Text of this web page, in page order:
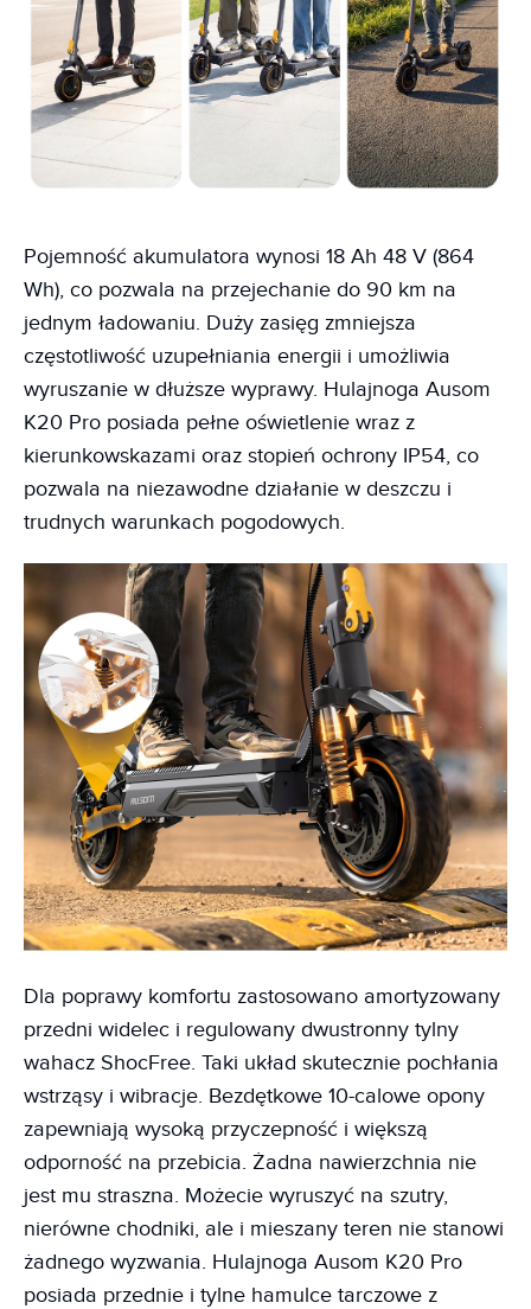
Pojemność akumulatora wynosi 18 Ah 48 V (864
Wh), co pozwala na przejechanie do 90 km na
jednym ładowaniu. Duży zasięg zmniejsza
częstotliwość uzupełniania energii i umożliwia
wyruszanie w dłuższe wyprawy. Hulajnoga Ausom
K20 Pro posiada pełne oświetlenie wraz z
kierunkowskazami oraz stopień ochrony IP54, co
pozwala na niezawodne działanie w deszczu i
trudnych warunkach pogodowych.
Dla poprawy komfortu zastosowano amortyzowany
przedni widelec i regulowany dwustronny tylny
wahacz ShocFree. Taki układ skutecznie pochłania
wstrząsy i wibracje. Bezdętkowe 10-calowe opony
zapewniają wysoką przyczepność i większą
odporność na przebicia. Żadna nawierzchnia nie
jest mu straszna. Możecie wyruszyć na szutry,
nierówne chodniki, ale i mieszany teren nie stanowi
żadnego wyzwania. Hulajnoga Ausom K20 Pro
posiada przednie i tylne hamulce tarczowe z